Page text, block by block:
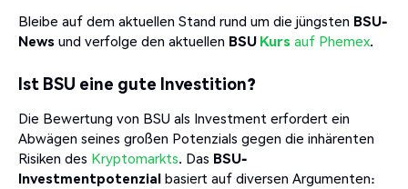
Bleibe auf dem aktuellen Stand rund um die jüngsten BSU-
News und verfolge den aktuellen BSU Kurs auf Phemex.
Ist BSU eine gute Investition?
Die Bewertung von BSU als Investment erfordert ein
Abwägen seines großen Potenzials gegen die inhärenten
Risiken des Kryptomarkts. Das BSU-
Investmentpotenzial basiert auf diversen Argumenten: